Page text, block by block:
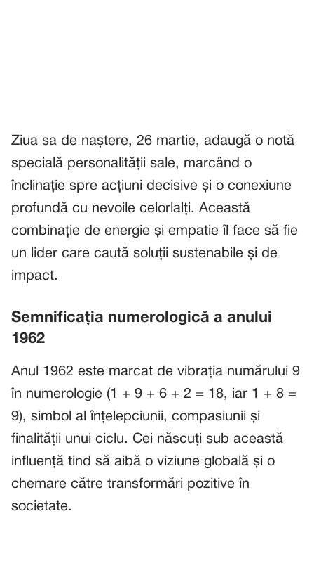
Ziua sa de naștere, 26 martie, adaugă o notă
specială personalității sale, marcând o
înclinație spre acțiuni decisive și o conexiune
profundă cu nevoile celorlalți. Această
combinație de energie și empatie îl face să fie
un lider care caută soluții sustenabile și de
impact.
Semnificația numerologică a anului
1962
Anul 1962 este marcat de vibrația numărului 9
în numerologie (1 + 9 + 6 + 2 = 18, iar 1 + 8 =
9), simbol al înțelepciunii, compasiunii și
finalității unui ciclu. Cei născuți sub această
influență tind să aibă o viziune globală și o
chemare către transformări pozitive în
societate.